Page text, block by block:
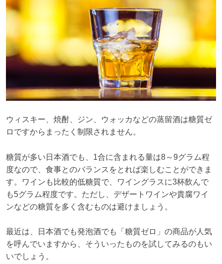
ウィスキー、焼酎、ジン、ウォッカなどの蒸留酒は糖質ゼ
ロですからまったく制限されません。
糖質が多い日本酒でも、1合に含まれる量は8～9グラム程
度なので、食事とのバランスをとれば楽しむことができま
す。ワインも比較的低糖質で、ワイングラスに3杯飲んで
も5グラム程度です。ただし、デザートワインや貴腐ワイ
ンなどの糖質を多く含むものは避けましょう。
最近は、日本酒でも発泡酒でも「糖質ゼロ」の商品が人気
を呼んでいますから、そういったものを試してみるのもい
いでしょう。